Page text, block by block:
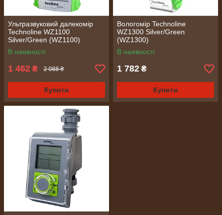
Ультразвуковий далекомір
Technoline WZ1100
Silver/Green (WZ1100)
В наявності
1 462 ₴ 2 088 ₴
Купити
Вологомір Technoline
WZ1300 Silver/Green
(WZ1300)
В наявності
1 782 ₴
Купити